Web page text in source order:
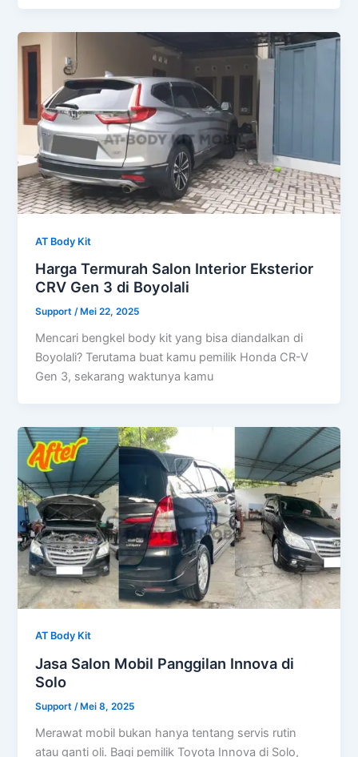
AT Body Kit
Harga Termurah Salon Interior Eksterior
CRV Gen 3 di Boyolali
Support/ Mei 22, 2025
Mencari bengkel body kit yang bisa diandalkan di
Boyolali? Terutama buat kamu pemilik Honda CR-V
Gen 3, sekarang waktunya kamu
AT Body Kit
Jasa Salon Mobil Panggilan Innova di
Solo
Support/ Mei 8, 2025
Merawat mobil bukan hanya tentang servis rutin
atau ganti oli. Bagi pemilik Toyota Innova di Solo,